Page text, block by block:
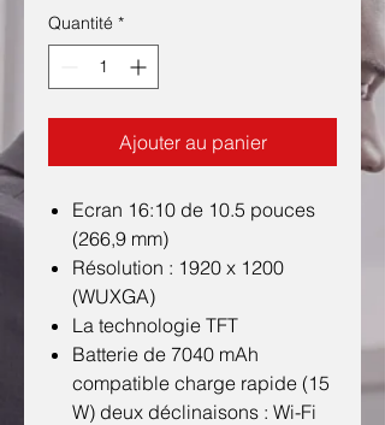
Quantité *
Ajouter au panier
Ecran 16:10 de 10.5 pouces
(266,9 mm)
Résolution : 1920 x 1200
(WUXGA)
La technologie TFT
Batterie de 7040 mAh
compatible charge rapide (15
W) deux déclinaisons : Wi-Fi